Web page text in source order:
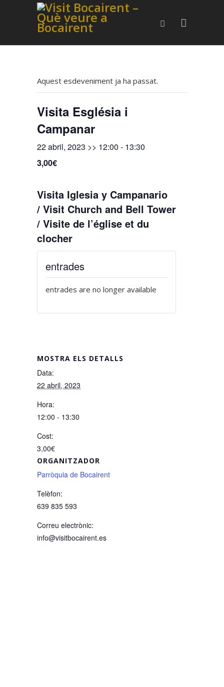
Aquest esdeveniment ja ha passat.
Visita Església i
Campanar
22 abril, 2023 >> 12:00 - 13:30
3,00€
Visita Iglesia y Campanario
/ Visit Church and Bell Tower
/ Visite de l’église et du
clocher
MOSTRA ELS DETALLS
Data:
22 abril, 2023
Hora:
12:00 - 13:30
Cost:
3,00€
ORGANITZADOR
Parròquia de Bocairent
Telèfon:
639 835 593
Correu electrònic:
info@visitbocairent.es
entrades
entrades are no longer available